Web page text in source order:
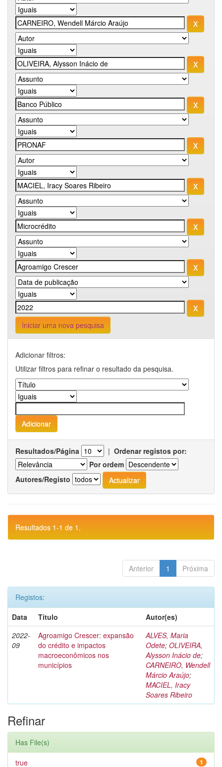
Iniciar uma nova pesquisa
Adicionar filtros:
Utilizar filtros para refinar o resultado da pesquisa.
Resultados/Página | Ordenar registos por:
Por ordem
Autores/Registo
Resultados 1-1 de 1.
Anterior 1 Próxima
Registos:
Data
Título
Autor(es)
2022-
09
Agroamigo Crescer: expansão
do crédito e impactos
macroeconômicos nos
municípios
ALVES, Maria
Odete; OLIVEIRA,
Alysson Inácio de;
CARNEIRO, Wendell
Márcio Araújo;
MACIEL, Iracy
Soares Ribeiro
Refinar
Has File(s)
1
true